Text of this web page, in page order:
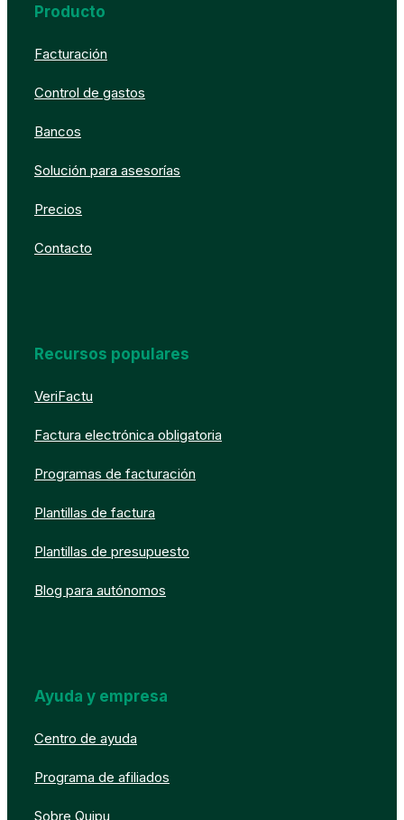
Producto
Facturación
Control de gastos
Bancos
Solución para asesorías
Precios
Contacto
Recursos populares
VeriFactu
Factura electrónica obligatoria
Programas de facturación
Plantillas de factura
Plantillas de presupuesto
Blog para autónomos
Ayuda y empresa
Centro de ayuda
Programa de afiliados
Sobre Quipu